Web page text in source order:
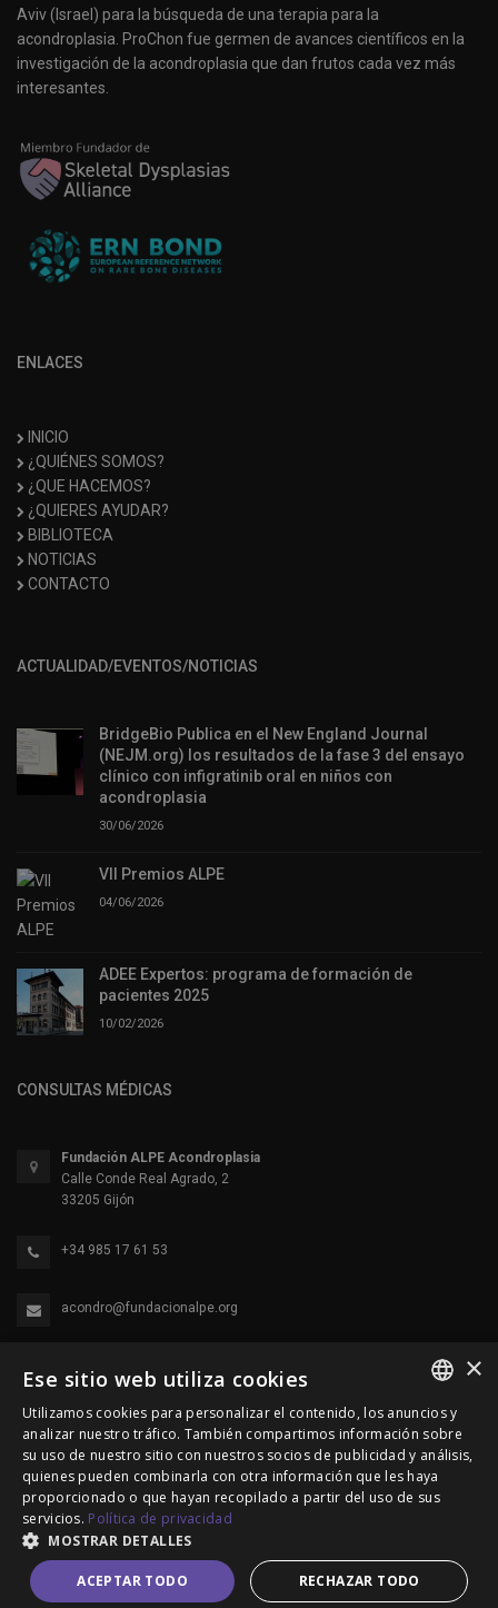
Aviv (Israel) para la búsqueda de una terapia para la
acondroplasia. ProChon fue germen de avances científicos en la
investigación de la acondroplasia que dan frutos cada vez más
interesantes.
ENLACES
INICIO
¿QUIÉNES SOMOS?
¿QUE HACEMOS?
¿QUIERES AYUDAR?
BIBLIOTECA
NOTICIAS
CONTACTO
ACTUALIDAD/EVENTOS/NOTICIAS
BridgeBio Publica en el New England Journal
(NEJM.org) los resultados de la fase 3 del ensayo
clínico con infigratinib oral en niños con
acondroplasia
30/06/2026
VII Premios ALPE
04/06/2026
ADEE Expertos: programa de formación de
pacientes 2025
10/02/2026
CONSULTAS MÉDICAS
Fundación ALPE Acondroplasia
Calle Conde Real Agrado, 2
33205 Gijón
+34 985 17 61 53
acondro@fundacionalpe.org
© 2000-2026 Fundación Alpe Acondroplasia. Reservados
todos los derechos.
Política de Privacidad |
SPANISH
ENGLISH
PORTUGUESE
×
Ese sitio web utiliza cookies
Utilizamos cookies para personalizar el contenido, los anuncios y
analizar nuestro tráfico. También compartimos información sobre
su uso de nuestro sitio con nuestros socios de publicidad y análisis,
quienes pueden combinarla con otra información que les haya
proporcionado o que hayan recopilado a partir del uso de sus
servicios. Política de privacidad
MOSTRAR DETALLES
ACEPTAR TODO RECHAZAR TODO